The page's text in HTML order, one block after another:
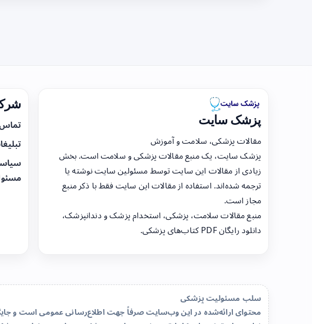
پزشک سایت
مقالات پزشکی، سلامت و آموزش
پزشک سایت، یک منبع مقالات پزشکی و سلامت است. بخش
زیادی از مقالات این سایت توسط مسئولین سایت نوشته یا
ترجمه شده‌اند. استفاده از مقالات این سایت فقط با ذکر منبع
مجاز است.
منبع مقالات سلامت، پزشکی، استخدام پزشک و دندانپزشک،
دانلود رایگان PDF کتاب‌های پزشکی.
تماس
سلب مسئولیت پزشکی
محتوای ارائه‌شده در این وب‌سایت صرفاً جهت اطلاع‌رسانی عمومی است و